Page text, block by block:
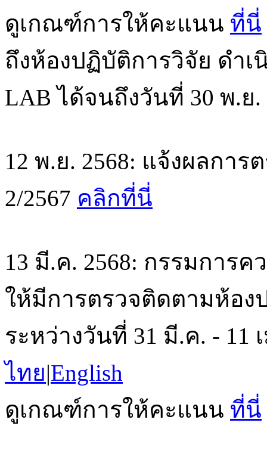
ดูเกณฑ์การให้คะแนน ที่นี่
ถึงห้องปฏิบัติการวิจัย ดำเ
LAB ได้จนถึงวันที่ 30 พ.ย.
12 พ.ย. 2568: แจ้งผลกา
2/2567 คลิกที่นี่
13 มี.ค. 2568: กรรมการ
ให้มีการตรวจติดตามห้อง
ระหว่างวันที่ 31 มี.ค. - 11
ไทย|English
ดูเกณฑ์การให้คะแนน ที่นี่